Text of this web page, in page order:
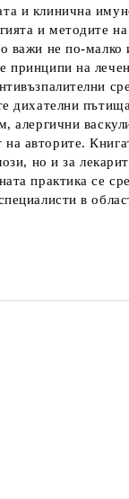
и клинична
и методите
не по-малко
на
дихателни
алергични
авторите.
но и за
практика се
в